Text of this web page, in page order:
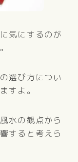
気にするのが
選び方につい
すよ。
水の観点から
すると考えら